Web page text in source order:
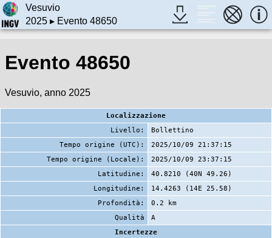
Vesuvio
2025▸ Evento 48650
Evento 48650
Vesuvio, anno 2025
Localizzazione
Livello:
Bollettino
Tempo origine (UTC):
2025/10/09 21:37:15
Tempo origine (Locale):
2025/10/09 23:37:15
Latitudine:
40.8210 (40N 49.26)
Longitudine:
14.4263 (14E 25.58)
Profondità:
0.2 km
Qualità
A
Incertezze